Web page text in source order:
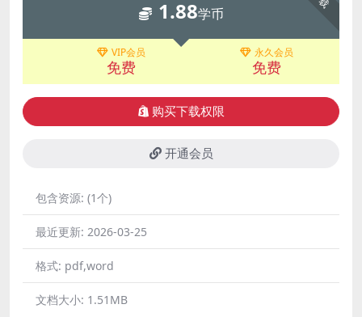
1.88学币
VIP会员
免费
永久会员
免费
购买下载权限
开通会员
包含资源: (1个)
最近更新: 2026-03-25
格式: pdf,word
文档大小: 1.51MB